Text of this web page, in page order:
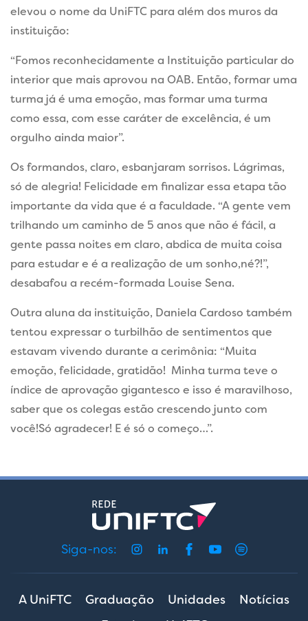
elevou o nome da UniFTC para além dos muros da
instituição:
“Fomos reconhecidamente a Instituição particular do
interior que mais aprovou na OAB. Então, formar uma
turma já é uma emoção, mas formar uma turma
como essa, com esse caráter de excelência, é um
orgulho ainda maior”.
Os formandos, claro, esbanjaram sorrisos. Lágrimas,
só de alegria! Felicidade em finalizar essa etapa tão
importante da vida que é a faculdade. “A gente vem
trilhando um caminho de 5 anos que não é fácil, a
gente passa noites em claro, abdica de muita coisa
para estudar e é a realização de um sonho,né?!”,
desabafou a recém-formada Louise Sena.
Outra aluna da instituição, Daniela Cardoso também
tentou expressar o turbilhão de sentimentos que
estavam vivendo durante a cerimônia: “Muita
emoção, felicidade, gratidão! Minha turma teve o
índice de aprovação gigantesco e isso é maravilhoso,
saber que os colegas estão crescendo junto com
você!Só agradecer! E é só o começo…”.
Siga-nos:
A UniFTC Graduação Unidades
Notícias